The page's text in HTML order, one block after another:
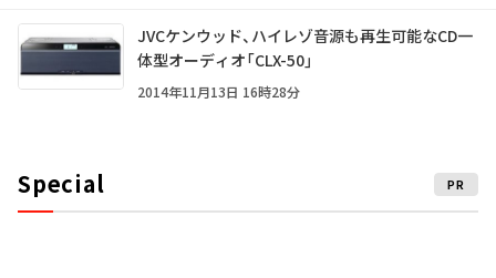
JVCケンウッド、ハイレゾ音源も再生可能なCD一
体型オーディオ「CLX-50」
2014年11月13日 16時28分
Special PR